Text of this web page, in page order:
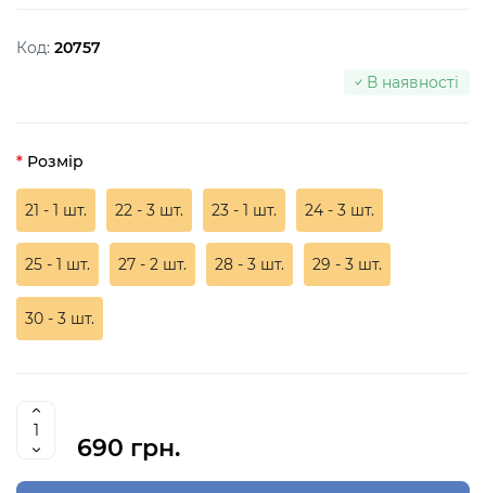
Код: 20757
В наявності
Розмір
21 - 1 шт. 22 - 3 шт. 23 - 1 шт. 24 - 3 шт.
25 - 1 шт. 27 - 2 шт. 28 - 3 шт. 29 - 3 шт.
30 - 3 шт.
690 грн.